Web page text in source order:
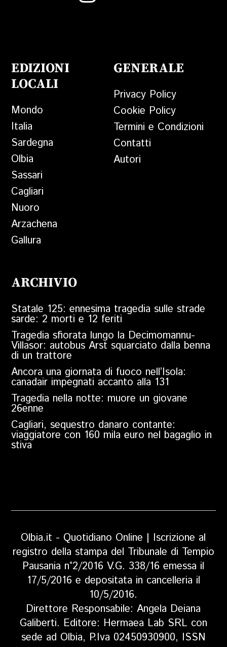
EDIZIONI
LOCALI
Mondo
Italia
Sardegna
Olbia
Sassari
Cagliari
Nuoro
Arzachena
Gallura
GENERALE
Privacy Policy
Cookie Policy
Termini e Condizioni
Contatti
Autori
ARCHIVIO
Statale 125: ennesima tragedia sulle strade
sarde: 2 morti e 12 feriti
Tragedia sfiorata lungo la Decimomannu-
Villasor: autobus Arst squarciato dalla benna
di un trattore
Ancora una giornata di fuoco nell’Isola:
canadair impegnati accanto alla 131
Tragedia nella notte: muore un giovane
26enne
Cagliari, sequestro danaro contante:
viaggiatore con 160 mila euro nel bagaglio in
stiva
Olbia.it - Quotidiano Online | Iscrizione al
registro della stampa del Tribunale di Tempio
Pausania n°2/2016 V.G. 338/16 emessa il
17/5/2016 e depositata in cancelleria il
10/5/2016.
Direttore Responsabile: Angela Deiana
Galiberti. Editore: Hermaea Lab SRL con
sede ad Olbia, P.Iva 02450930900, ISSN